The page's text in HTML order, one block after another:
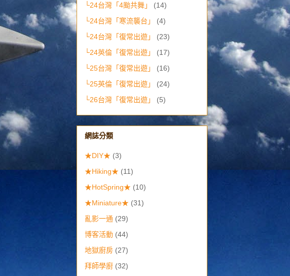
└24台灣「4颱共舞」
(14)
└24台灣「寒流襲台」
(4)
└24台灣「復常出遊」
(23)
└24英倫「復常出遊」
(17)
└25台灣「復常出遊」
(16)
└25英倫「復常出遊」
(24)
└26台灣「復常出遊」
(5)
網誌分類
★DIY★ (3)
★Hiking★ (11)
★HotSpring★ (10)
★Miniature★ (31)
亂影一通 (29)
博客活動 (44)
地獄廚房 (27)
拜師學廚 (32)